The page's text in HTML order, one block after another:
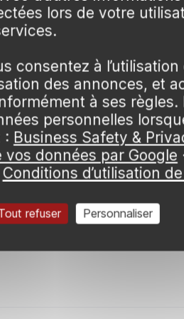
pour éviter la pourriture
FAITES-NOUS CONFIANCE
▶
Zéro casse
un emballage rigide !
lors de votre
consentez à l’utilisation
des annonces, et
à ses règles.
personnelles
: Business Safety &
vos données par Google
Conditions d’utilisation
refuser Personnaliser